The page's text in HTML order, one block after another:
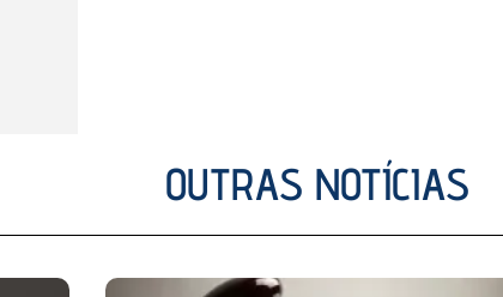
OUTRAS NOTÍCIAS